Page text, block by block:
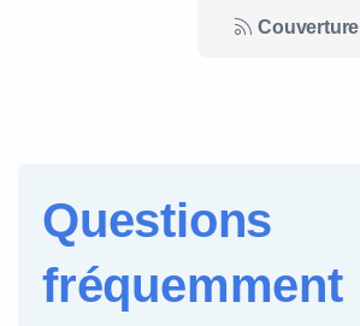
Couverture
Questions
fréquemment